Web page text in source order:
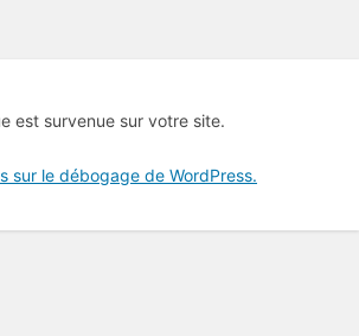
est survenue sur votre site.
sur le débogage de WordPress.